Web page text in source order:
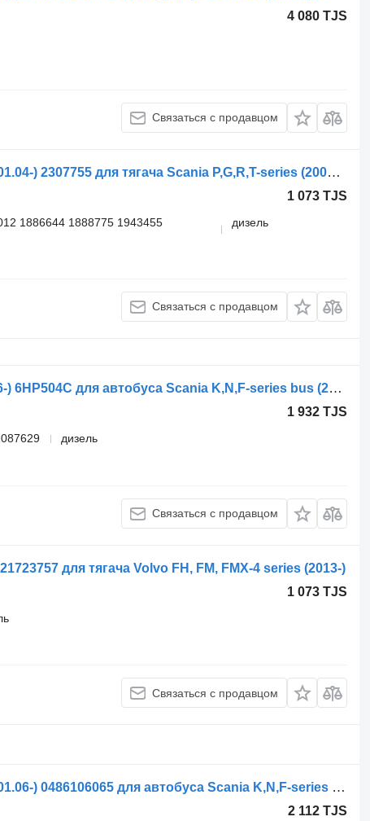
4 080 TJS
Связаться с продавцом
Блок управления Scania R-series (01.04-) 2307755 для тягача Scania P,G,R,T-series (2004-2017)
1 073 TJS
1886644 1888775 1943455
дизель
Связаться с продавцом
Блок управления ZF K-series (01.06-) 6HP504C для автобуса Scania K,N,F-series bus (2006-)
1 932 TJS
дизель
Связаться с продавцом
для тягача Volvo FH, FM, FMX-4 series (2013-)
1 073 TJS
Связаться с продавцом
Блок управления Scania K-series (01.06-) 0486106065 для автобуса Scania K,N,F-series bus (2006-)
2 112 TJS